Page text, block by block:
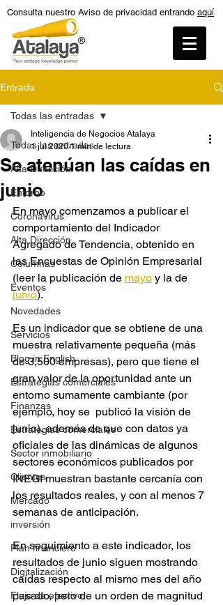
Consulta nuestro Aviso de privacidad entrando aquí
Entrada
Todas las entradas
Alta Dirección
Entorno
Coronavirus
Alta Dirección
Columnas
Eventos
Novedades
Servicios
Blog in English
Estrategias comerciales
Finanzas
Estrategias comerciales
Sector inmobiliario
Clientes
Mercado
inversión
Plan financiero
Digitalización
Flujo de efectivo
Todas las entradas
Se atenúan las caídas en
junio
Inteligencia de Negocios Atalaya
1 jul 2020 1 min de lectura
En mayo comenzamos a publicar el
comportamiento del Indicador
Agregado de Tendencia, obtenido en
las Encuestas de Opinión Empresarial
(leer la publicación de mayo y la de
junio).
Es un indicador que se obtiene de una
muestra relativamente pequeña (más
de 3,500 empresas), pero que tiene el
gran valor de la oportunidad ante un
entorno sumamente cambiante (por
ejemplo, hoy se  publicó la visión de
junio), además de que con datos ya
oficiales de las dinámicas de algunos
sectores económicos publicados por
INEGI muestran bastante cercanía con
los resultados reales, y con al menos 7
semanas de anticipación.
En seguimiento a este indicador, los
resultados de junio siguen mostrando
caídas respecto al mismo mes del año
pasado, pero de un orden de magnitud